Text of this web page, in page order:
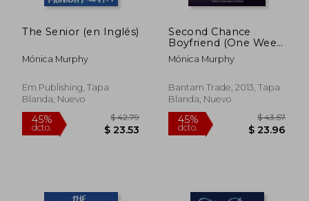
The Senior (en Inglés)
Mónica Murphy
Em Publishing, Tapa
Blanda, Nuevo
Second Chance
Boyfriend (One Week
Girlfriend Quartet) (en
Inglés)
Mónica Murphy
Bantam Trade, 2013, Tapa
Blanda, Nuevo